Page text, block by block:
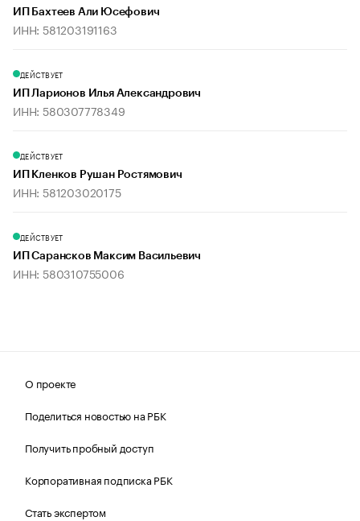
ИП Бахтеев Али Юсефович
ИНН: 581203191163
ДЕЙСТВУЕТ
ИП Ларионов Илья Александрович
ИНН: 580307778349
ДЕЙСТВУЕТ
ИП Кленков Рушан Ростямович
ИНН: 581203020175
ДЕЙСТВУЕТ
ИП Сарансков Максим Васильевич
ИНН: 580310755006
О проекте
Поделиться новостью на РБК
Получить пробный доступ
Корпоративная подписка РБК
Стать экспертом